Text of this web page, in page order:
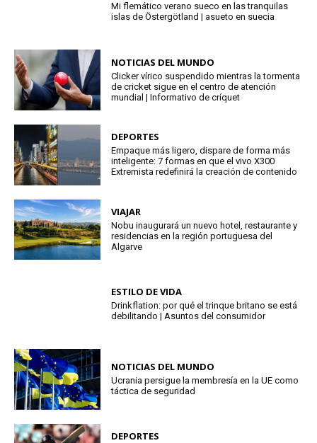
Mi flemático verano sueco en las tranquilas
islas de Östergötland | asueto en suecia
NOTICIAS DEL MUNDO
Clicker vírico suspendido mientras la tormenta
de cricket sigue en el centro de atención
mundial | Informativo de críquet
DEPORTES
Empaque más ligero, dispare de forma más
inteligente: 7 formas en que el vivo X300
Extremista redefinirá la creación de contenido
VIAJAR
Nobu inaugurará un nuevo hotel, restaurante y
residencias en la región portuguesa del
Algarve
ESTILO DE VIDA
Drinkflation: por qué el trinque britano se está
debilitando | Asuntos del consumidor
NOTICIAS DEL MUNDO
Ucrania persigue la membresía en la UE como
táctica de seguridad
DEPORTES